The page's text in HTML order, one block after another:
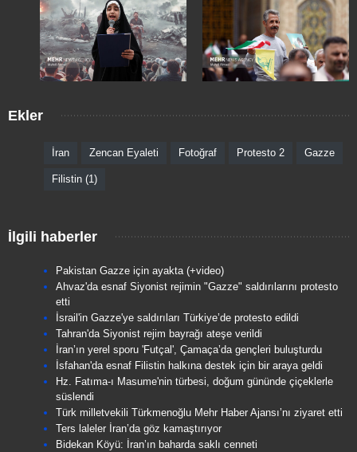
Ekler
İran Zencan Eyaleti Fotoğraf Protesto 2 Gazze
Filistin (1)
İlgili haberler
Pakistan Gazze için ayakta (+video)
Ahvaz'da esnaf Siyonist rejimin "Gazze" saldırılarını protesto
etti
İsrail'in Gazze'ye saldırıları Türkiye’de protesto edildi
Tahran'da Siyonist rejim bayrağı ateşe verildi
İran’ın yerel sporu 'Futçal', Çamaça’da gençleri buluşturdu
İsfahan'da esnaf Filistin halkına destek için bir araya geldi
Hz. Fatıma-ı Masume'nin türbesi, doğum gününde çiçeklerle
süslendi
Türk milletvekili Türkmenoğlu Mehr Haber Ajansı’nı ziyaret etti
Ters laleler İran’da göz kamaştırıyor
Bidekan Köyü: İran’ın baharda saklı cenneti